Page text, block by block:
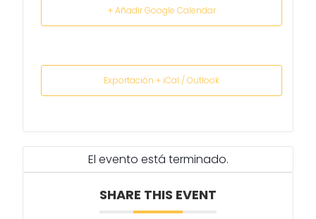
El evento está terminado.
SHARE THIS EVENT
+ Añadir Google Calendar
Exportación + iCal / Outlook